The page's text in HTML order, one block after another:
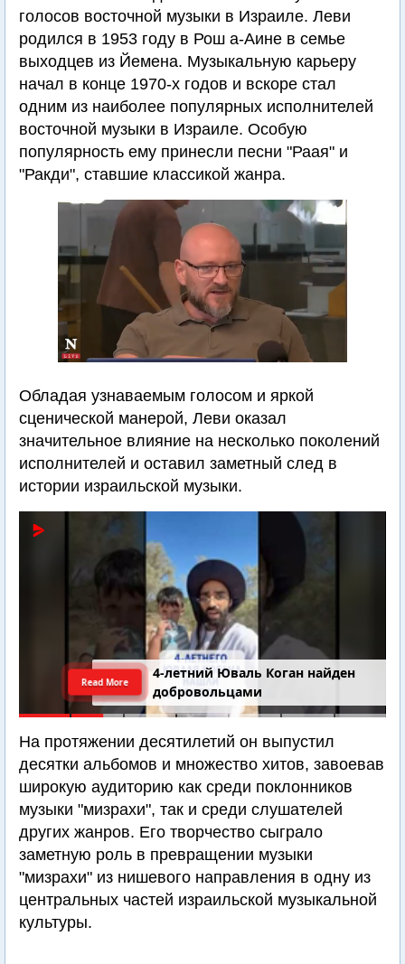
голосов восточной музыки в Израиле. Леви
родился в 1953 году в Рош а-Аине в семье
выходцев из Йемена. Музыкальную карьеру
начал в конце 1970-х годов и вскоре стал
одним из наиболее популярных исполнителей
восточной музыки в Израиле. Особую
популярность ему принесли песни "Раая" и
"Ракди", ставшие классикой жанра.
Обладая узнаваемым голосом и яркой
сценической манерой, Леви оказал
значительное влияние на несколько поколений
исполнителей и оставил заметный след в
истории израильской музыки.
4-летний Юваль Коган найден
добровольцами
Read More
На протяжении десятилетий он выпустил
десятки альбомов и множество хитов, завоевав
широкую аудиторию как среди поклонников
музыки "мизрахи", так и среди слушателей
других жанров. Его творчество сыграло
заметную роль в превращении музыки
"мизрахи" из нишевого направления в одну из
центральных частей израильской музыкальной
культуры.